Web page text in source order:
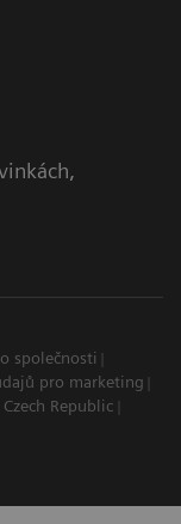
společnosti
pro marketing
Republic